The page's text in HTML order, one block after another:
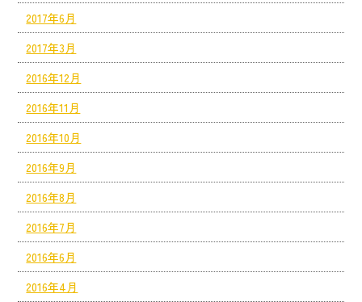
2017年6月
2017年3月
2016年12月
2016年11月
2016年10月
2016年9月
2016年8月
2016年7月
2016年6月
2016年4月